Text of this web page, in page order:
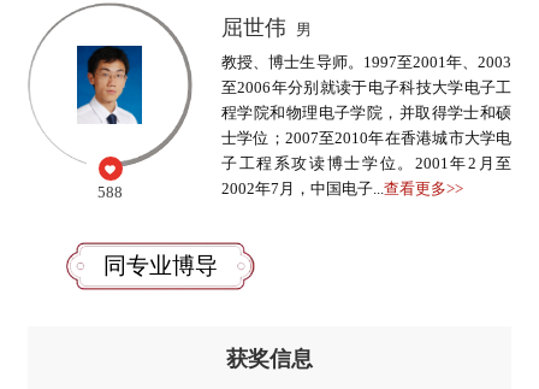
588
屈世伟
男
教授、博士生导师。1997至2001年、2003
至2006年分别就读于电子科技大学电子工
程学院和物理电子学院，并取得学士和硕
士学位；2007至2010年在香港城市大学电
子工程系攻读博士学位。2001年2月至
2002年7月，中国电子... 查看更多>>
同专业博导
获奖信息